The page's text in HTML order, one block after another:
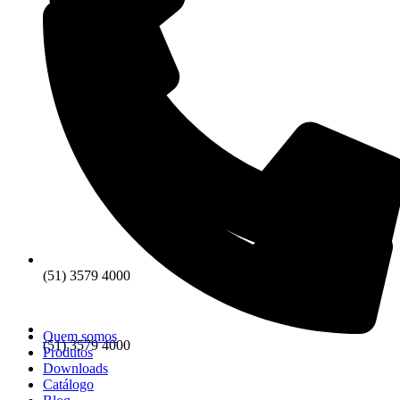
(51) 3579 4000
(51) 3579 4000
Quem somos
Produtos
Downloads
Catálogo